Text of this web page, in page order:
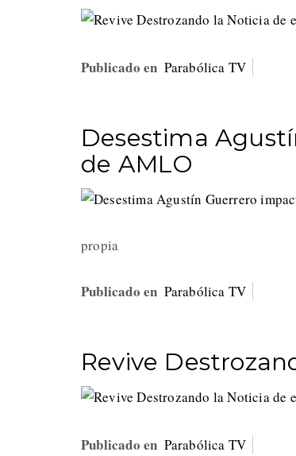
Publicado en Parabólica TV
Desestima
de AMLO
propia
Publicado en Parabólica TV
Revive
Publicado en Parabólica TV